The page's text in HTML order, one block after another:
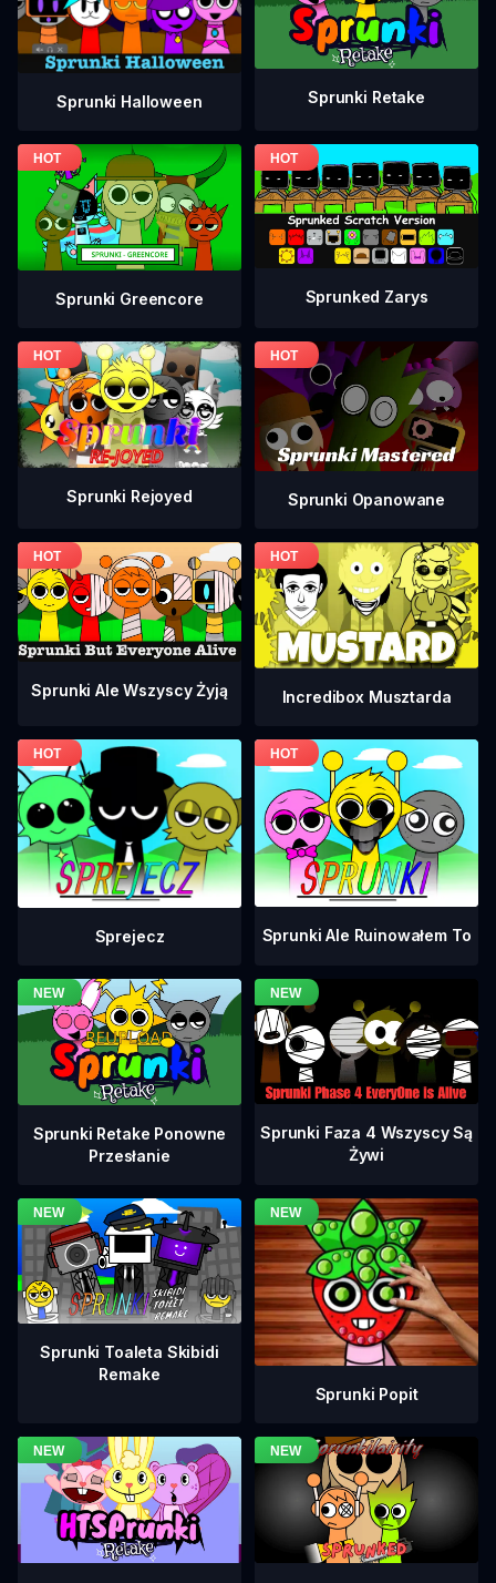
Sprunki Halloween Sprunki Retake
Sprunki Greencore Sprunked Zarys
Sprunki Rejoyed Sprunki Opanowane
Sprunki Ale Wszyscy Żyją Incredibox Musztarda
Sprejecz Sprunki Ale Ruinowałem To
Sprunki Retake Ponowne
Przesłanie
Sprunki Faza 4 Wszyscy Są
Żywi
Sprunki Toaleta Skibidi
Remake
Sprunki Popit